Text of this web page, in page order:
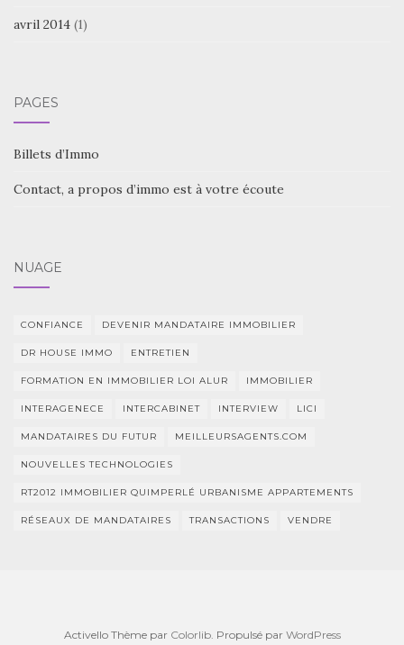
avril 2014 (1)
PAGES
Billets d’Immo
Contact, a propos d’immo est à votre écoute
NUAGE
CONFIANCE DEVENIR MANDATAIRE IMMOBILIER
DR HOUSE IMMO ENTRETIEN
FORMATION EN IMMOBILIER LOI ALUR IMMOBILIER
INTERAGENECE INTERCABINET INTERVIEW LICI
MANDATAIRES DU FUTUR MEILLEURSAGENTS.COM
NOUVELLES TECHNOLOGIES
RT2012 IMMOBILIER QUIMPERLÉ URBANISME APPARTEMENTS
RÉSEAUX DE MANDATAIRES TRANSACTIONS VENDRE
Activello Thème par Colorlib. Propulsé par WordPress